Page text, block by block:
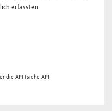
erfassten
die API (siehe API-